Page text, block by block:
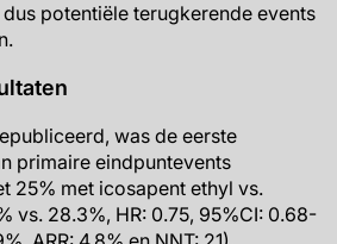
potentiële terugkerende events
was de eerste
primaire eindpuntevents
25% met icosapent ethyl vs.
vs. 28.3%, HR: 0.75, 95%CI: 0.68-